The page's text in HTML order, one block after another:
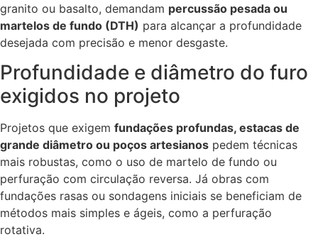
granito ou basalto, demandam percussão pesada ou
martelos de fundo (DTH) para alcançar a profundidade
desejada com precisão e menor desgaste.
Profundidade e diâmetro do furo
exigidos no projeto
Projetos que exigem fundações profundas, estacas de
grande diâmetro ou poços artesianos pedem técnicas
mais robustas, como o uso de martelo de fundo ou
perfuração com circulação reversa. Já obras com
fundações rasas ou sondagens iniciais se beneficiam de
métodos mais simples e ágeis, como a perfuração
rotativa.